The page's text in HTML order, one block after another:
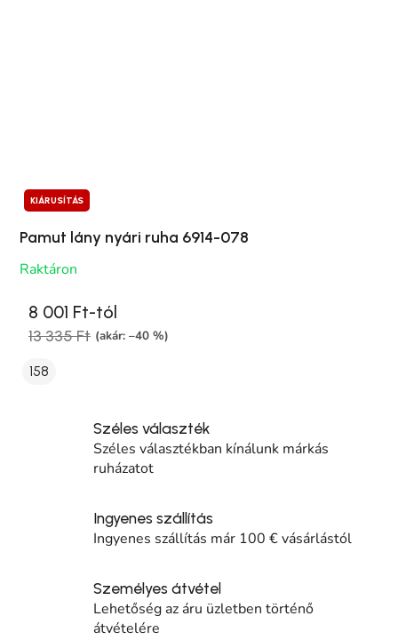
KIÁRUSÍTÁS
Pamut lány nyári ruha 6914-078
Raktáron
8 001 Ft-tól
13 335 Ft (akár: –40 %)
158
Széles választék
Széles választékban kínálunk márkás
ruházatot
Ingyenes szállítás
Ingyenes szállítás már 100 € vásárlástól
Személyes átvétel
Lehetőség az áru üzletben történő
átvételére